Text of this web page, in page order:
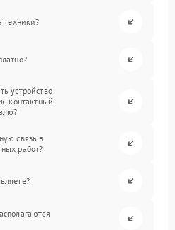
техники?
устройство
контактный
связь в
работ?